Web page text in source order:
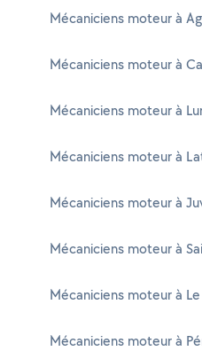
Mécaniciens moteur à
Mécaniciens moteur à
Mécaniciens moteur à
Mécaniciens moteur à
Mécaniciens moteur à
Mécaniciens moteur à
Mécaniciens moteur à
Mécaniciens moteur à